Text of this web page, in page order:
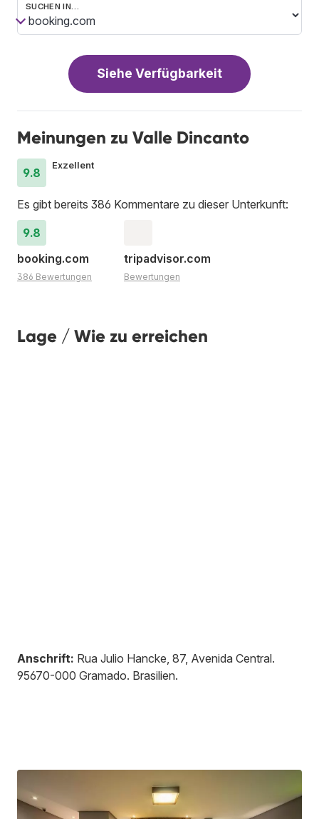
SUCHEN IN…
Siehe Verfügbarkeit
Meinungen zu Valle Dincanto
9.8
Exzellent
Es gibt bereits 386 Kommentare zu dieser Unterkunft:
9.8
booking.com
386 Bewertungen
tripadvisor.com
Bewertungen
Lage / Wie zu erreichen
Anschrift: Rua Julio Hancke, 87, Avenida Central.
95670-000 Gramado. Brasilien.